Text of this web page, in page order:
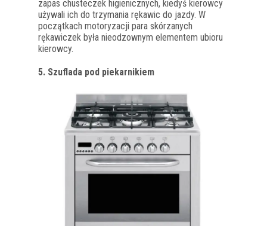
zapas chusteczek higienicznych, kiedyś kierowcy
używali ich do trzymania rękawic do jazdy. W
początkach motoryzacji para skórzanych
rękawiczek była nieodzownym elementem ubioru
kierowcy.
5. Szuflada pod piekarnikiem